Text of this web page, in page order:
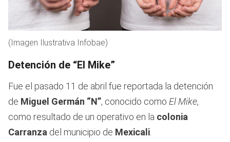
(Imagen Ilustrativa Infobae)
Detención de “El Mike”
Fue el pasado 11 de abril fue reportada la detención
de Miguel Germán “N”, conocido como El Mike,
como resultado de un operativo en la colonia
Carranza del municipio de Mexicali